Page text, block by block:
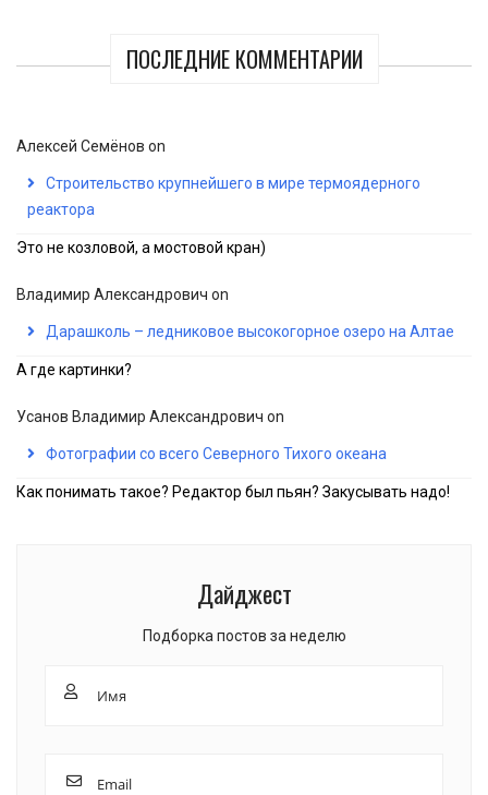
ПОСЛЕДНИЕ КОММЕНТАРИИ
Алексей Семёнов on
Строительство крупнейшего в мире термоядерного
реактора
Это не козловой, а мостовой кран)
Владимир Александрович on
Дарашколь – ледниковое высокогорное озеро на Алтае
А где картинки?
Усанов Владимир Александрович on
Фотографии со всего Северного Тихого океана
Как понимать такое? Редактор был пьян? Закусывать надо!
Дайджест
Подборка постов за неделю